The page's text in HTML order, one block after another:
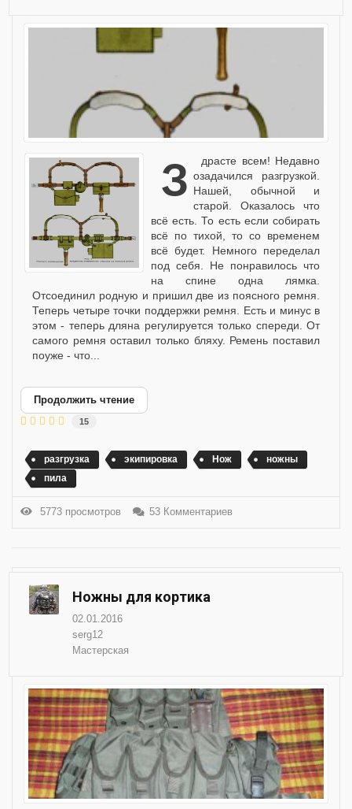
Здрасте всем! Недавно озадачился разгрузкой.
Нашей, обычной и
старой. Оказалось что
всё есть. То есть если собирать
всё по тихой, то со временем
всё будет. Немного переделал
под себя. Не понравилось что
на спине одна лямка.
Отсоединил родную и пришил две из поясного ремня.
Теперь четыре точки поддержки ремня. Есть и минус в
этом - теперь дляна регулируется только спереди. От
самого ремня оставил только бляху. Ремень поставил
поуже - что...
Продолжить чтение
15
разгрузка экипировка Нож
ножны
пила
5773 просмотров 53 Комментариев
Ножны для кортика
02.01.2016
serg12
Мастерская